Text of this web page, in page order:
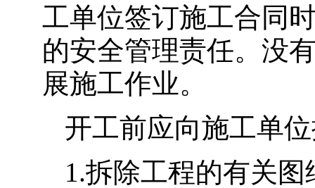
工单位签订施工合同
的安全管理责任。没
展施工作业。
开工前应向施工单
1.拆除工程的有关